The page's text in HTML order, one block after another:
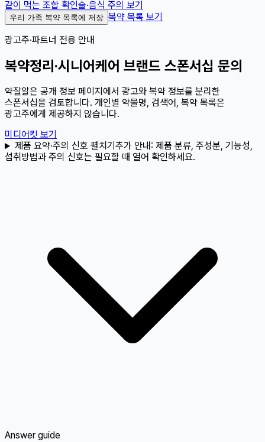
같이 먹는 조합 확인술·음식 주의 보기
우리 가족 복약 목록에 저장 복약 목록 보기
광고주·파트너 전용 안내
복약정리·시니어케어 브랜드 스폰서십 문의
약잘알은 공개 정보 페이지에서 광고와 복약 정보를 분리한
스폰서십을 검토합니다. 개인별 약물명, 검색어, 복약 목록은
광고주에게 제공하지 않습니다.
미디어킷 보기
제품 요약·주의 신호 펼치기 추가 안내: 제품 분류, 주성분, 기능성,
섭취방법과 주의 신호는 필요할 때 열어 확인하세요.
Answer guide